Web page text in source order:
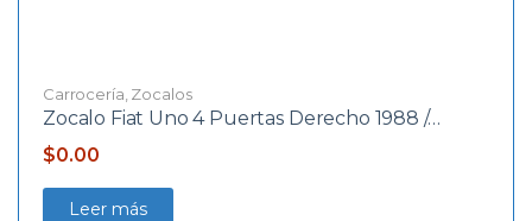
Carrocería Zocalos
Zocalo Fiat Uno 4 Puertas Derecho 1988 /…
$0.00
Leer más